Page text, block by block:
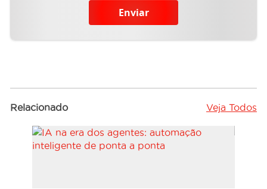
Enviar
Relacionado Veja Todos